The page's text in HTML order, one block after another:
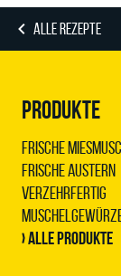
ALLE REZEPTE
PRODUKTE
Frische
Frische Austern
Verzehrfertig
› Alle Produkte